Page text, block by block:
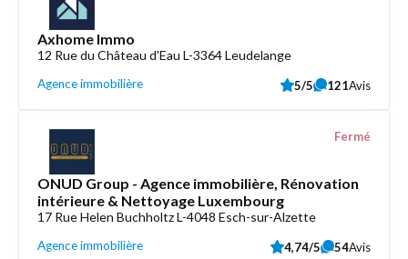
Axhome Immo
12 Rue du Château d'Eau L-3364 Leudelange
Agence immobilière 5/5 121Avis
ONUD Group - Agence immobilière, Rénovation
intérieure & Nettoyage Luxembourg
17 Rue Helen Buchholtz L-4048 Esch-sur-Alzette
Agence immobilière
Fermé
4,74/5 54Avis